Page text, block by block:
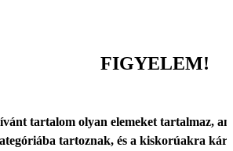
FIGYELEM!
tartalom olyan elemeket tartalmaz,
tartoznak, és a kiskorúakra